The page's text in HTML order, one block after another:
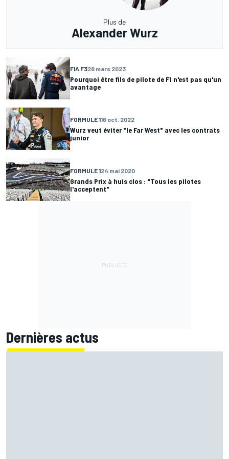
Plus de
Alexander Wurz
FIA F328 mars 2023
Pourquoi être fils de pilote de F1 n'est pas qu'un
avantage
FORMULE 116 oct. 2022
Wurz veut éviter "le Far West" avec les contrats
junior
FORMULE 124 mai 2020
Grands Prix à huis clos : "Tous les pilotes
l'acceptent"
Dernières actus